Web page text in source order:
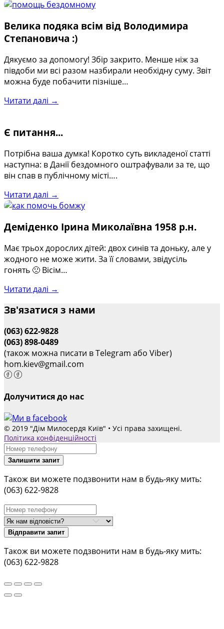
Велика подяка всім від Володимира
Степановича :)
Дякуємо за допомогу! Збір закрито. Менше ніж за
півдоби ми всі разом назбирали необхідну суму. Звіт
можна буде побачити пізніше…
Читати далі →
Є питання...
Потрібна ваша думка! Коротко суть викладеної статті
наступна: в Данії бездомного оштрафували за те, що
він спав в публічному місті….
Читати далі →
Деміденко Ірина Миколаївна 1958 р.н.
Має трьох дорослих дітей: двох синів та доньку, але у
жодного не може жити. За її словами, звідусіль
гонять 🙁 Вісім…
Читати далі →
Зв'язатися з нами
(063) 622-9828
(063) 898-0489
(також можна писати в Telegram або Viber)
hom.kiev@gmail.com
Долучитися до нас
© 2019 "Дім Милосердя Київ" • Усі права захищені.
Політика конфіденційності
Залишити запит
Також ви можете подзвонити нам в будь-яку мить:
(063) 622-9828
Відправити запит
Також ви можете подзвонити нам в будь-яку мить:
(063) 622-9828